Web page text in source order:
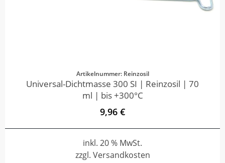
Artikelnummer: Reinzosil
Universal-Dichtmasse 300 SI | Reinzosil | 70
ml | bis +300°C
9,96 €
inkl. 20 % MwSt.
zzgl. Versandkosten